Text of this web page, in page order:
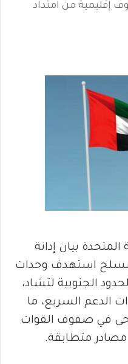
إقليمية من امتداد
بيان إدانة
استهدف وحدات
الجنوبية لتشاد،
الدعم السريع، ما
في صفوف القوات
مصادر متطابقة.